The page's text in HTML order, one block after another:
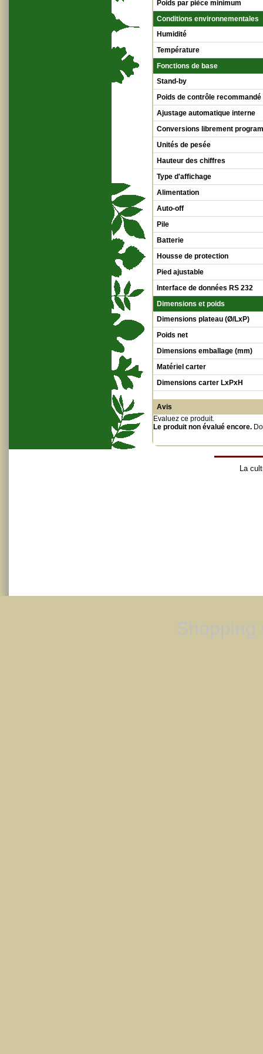
Poids par pièce minimum
Conditions environnementales
Humidité
Température
Fonctions de base
Stand-by
Poids de contrôle recommandé
Ajustage automatique interne
Conversions librement
Unités de pesée
Hauteur des chiffres
Type d'affichage
Alimentation
Auto-off
Pile
Batterie
Housse de protection
Pied ajustable
Interface de données RS 232
Dimensions et poids
Dimensions plateau (Ø/LxP)
Poids net
Dimensions emballage (mm)
Matériel carter
Dimensions carter LxPxH
Avis
Evaluez ce produit.
Le produit non évalué encore.
La
Shopping